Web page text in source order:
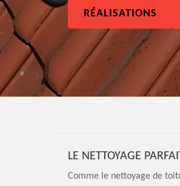
RÉALISATIONS
LE NETTOYAGE
Comme le nettoyage de